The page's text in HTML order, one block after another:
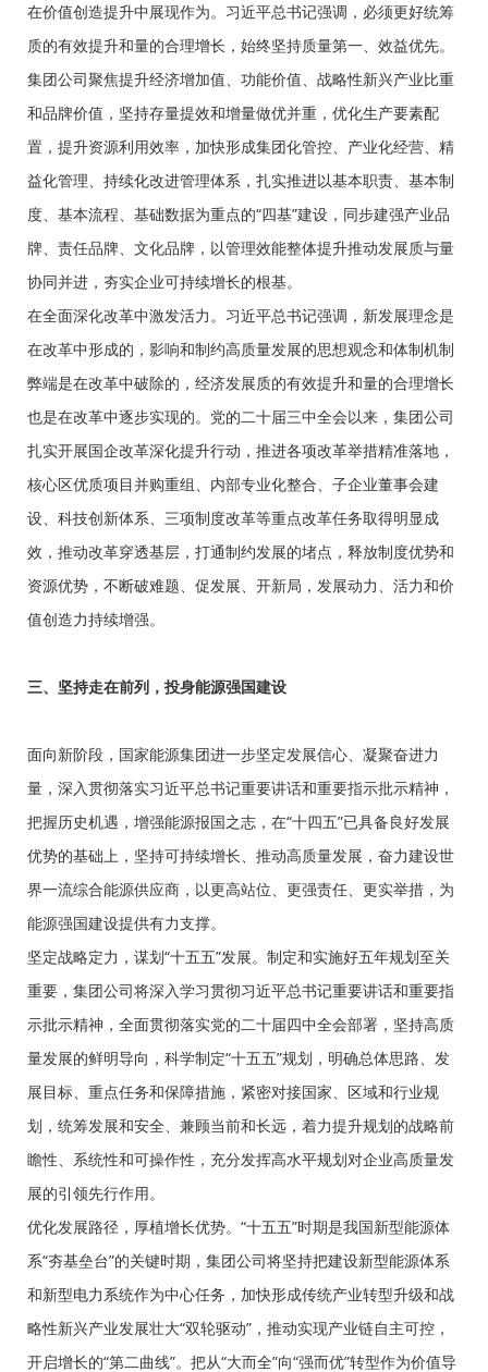
在价值创造提升中展现作为。习近平总书记强调，必须更好统筹
质的有效提升和量的合理增长，始终坚持质量第一、效益优先。
集团公司聚焦提升经济增加值、功能价值、战略性新兴产业比重
和品牌价值，坚持存量提效和增量做优并重，优化生产要素配
置，提升资源利用效率，加快形成集团化管控、产业化经营、精
益化管理、持续化改进管理体系，扎实推进以基本职责、基本制
度、基本流程、基础数据为重点的“四基”建设，同步建强产业品
牌、责任品牌、文化品牌，以管理效能整体提升推动发展质与量
协同并进，夯实企业可持续增长的根基。
在全面深化改革中激发活力。习近平总书记强调，新发展理念是
在改革中形成的，影响和制约高质量发展的思想观念和体制机制
弊端是在改革中破除的，经济发展质的有效提升和量的合理增长
也是在改革中逐步实现的。党的二十届三中全会以来，集团公司
扎实开展国企改革深化提升行动，推进各项改革举措精准落地，
核心区优质项目并购重组、内部专业化整合、子企业董事会建
设、科技创新体系、三项制度改革等重点改革任务取得明显成
效，推动改革穿透基层，打通制约发展的堵点，释放制度优势和
资源优势，不断破难题、促发展、开新局，发展动力、活力和价
值创造力持续增强。
三、坚持走在前列，投身能源强国建设
面向新阶段，国家能源集团进一步坚定发展信心、凝聚奋进力
量，深入贯彻落实习近平总书记重要讲话和重要指示批示精神，
把握历史机遇，增强能源报国之志，在“十四五”已具备良好发展
优势的基础上，坚持可持续增长、推动高质量发展，奋力建设世
界一流综合能源供应商，以更高站位、更强责任、更实举措，为
能源强国建设提供有力支撑。
坚定战略定力，谋划“十五五”发展。制定和实施好五年规划至关
重要，集团公司将深入学习贯彻习近平总书记重要讲话和重要指
示批示精神，全面贯彻落实党的二十届四中全会部署，坚持高质
量发展的鲜明导向，科学制定“十五五”规划，明确总体思路、发
展目标、重点任务和保障措施，紧密对接国家、区域和行业规
划，统筹发展和安全、兼顾当前和长远，着力提升规划的战略前
瞻性、系统性和可操作性，充分发挥高水平规划对企业高质量发
展的引领先行作用。
优化发展路径，厚植增长优势。“十五五”时期是我国新型能源体
系“夯基垒台”的关键时期，集团公司将坚持把建设新型能源体系
和新型电力系统作为中心任务，加快形成传统产业转型升级和战
略性新兴产业发展壮大“双轮驱动”，推动实现产业链自主可控，
开启增长的“第二曲线”。把从“大而全”向“强而优”转型作为价值导